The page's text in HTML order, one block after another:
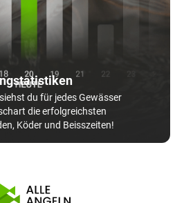
du für jedes Gewässer
die erfolgreichsten
Köder und Beisszeiten!